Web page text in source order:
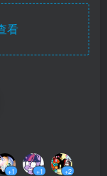
看
+1 +1 +2